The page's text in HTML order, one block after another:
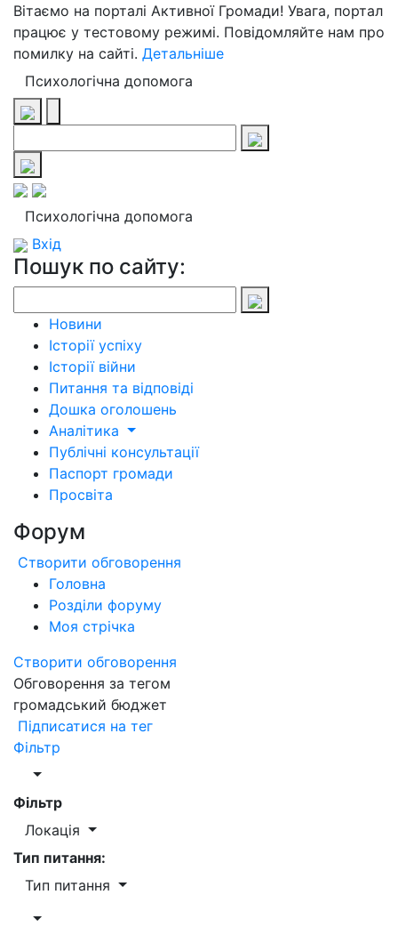
Вітаємо на порталі Активної Громади! Увага, портал
працює у тестовому режимі. Повідомляйте нам про
помилку на сайті. Детальніше
Психологічна допомога
Психологічна допомога
Вхід
Пошук по сайту:
Новини
Історії успіху
Історії війни
Питання та відповіді
Дошка оголошень
Аналітика
Публічні консультації
Паспорт громади
Просвіта
Форум
Створити обговорення
Головна
Розділи форуму
Моя стрічка
Створити обговорення
Обговорення за тегом
громадський бюджет
Підписатися на тег
Фільтр
Фільтр
Локація
Тип питання:
Тип питання